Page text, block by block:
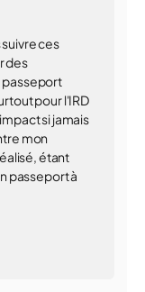
ces
des
passeport
pour l'IRD
si jamais
mon
étant
passeport à